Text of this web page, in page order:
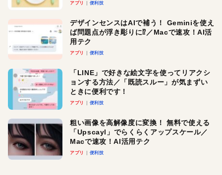
アプリ 便利技
デザインセンスはAIで補う！ Geminiを使え
ば問題点が浮き彫りに⁉︎／Macで速攻！AI活
用テク
アプリ 便利技
「LINE」で好きな絵文字を使ってリアクシ
ョンする方法／「既読スルー」が気まずい
ときに便利です！
アプリ 便利技
粗い画像を高解像度に変換！ 無料で使える
「Upscayl」でらくらくアップスケール／
Macで速攻！AI活用テク
アプリ 便利技